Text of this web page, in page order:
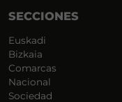
SECCIONES
Euskadi
Bizkaia
Comarcas
Nacional
Sociedad